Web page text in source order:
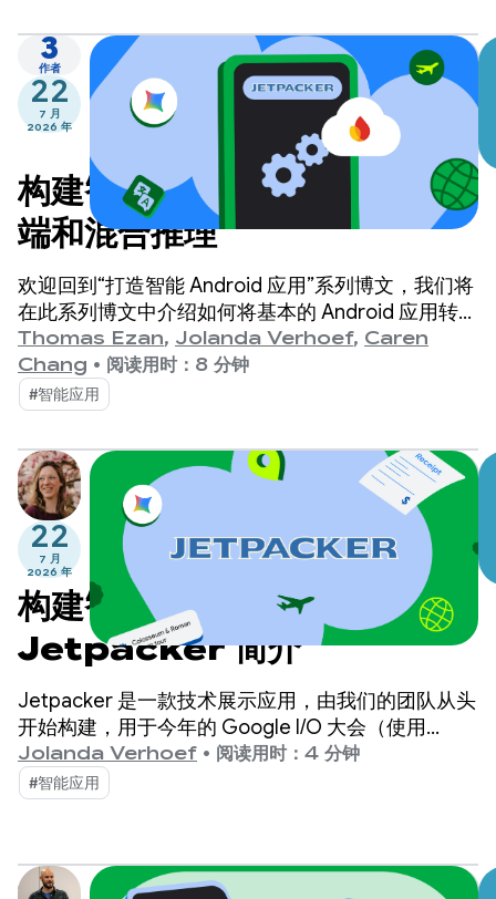
3
作者
22
7 月
2026 年
构建智能 Android 应用：云
端和混合推理
欢迎回到“打造智能 Android 应用”系列博文，我们将
在此系列博文中介绍如何将基本的 Android 应用转变
为个性化、智能化和智能体化的体验。
Thomas Ezan, Jolanda Verhoef, Caren
Chang • 阅读用时：8 分钟
#智能应用
22
7 月
2026 年
构建智能 Android 应用：
Jetpacker 简介
Jetpacker 是一款技术展示应用，由我们的团队从头
开始构建，用于今年的 Google I/O 大会（使用
Antigravity 构建）。Jetpacker 的核心功能是帮助
用户规划、探索和享受下一次精彩的冒险之旅。
Jolanda Verhoef • 阅读用时：4 分钟
#智能应用